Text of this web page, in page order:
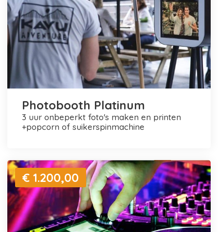
Photobooth Platinum
3 uur onbeperkt foto's maken en printen
+popcorn of suikerspinmachine
€ 1.200,00